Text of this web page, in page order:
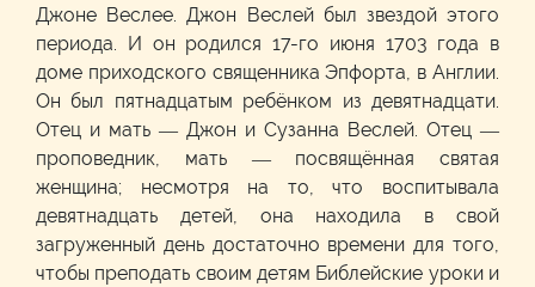
Джоне Веслее. Джон Веслей был звездой этого
периода. И он родился 17-го июня 1703 года в
доме приходского священника Эпфорта, в Англии.
Он был пятнадцатым ребёнком из девятнадцати.
Отец и мать — Джон и Сузанна Веслей. Отец —
проповедник, мать — посвящённая святая
женщина; несмотря на то, что воспитывала
девятнадцать детей, она находила в свой
загруженный день достаточно времени для того,
чтобы преподать своим детям Библейские уроки и